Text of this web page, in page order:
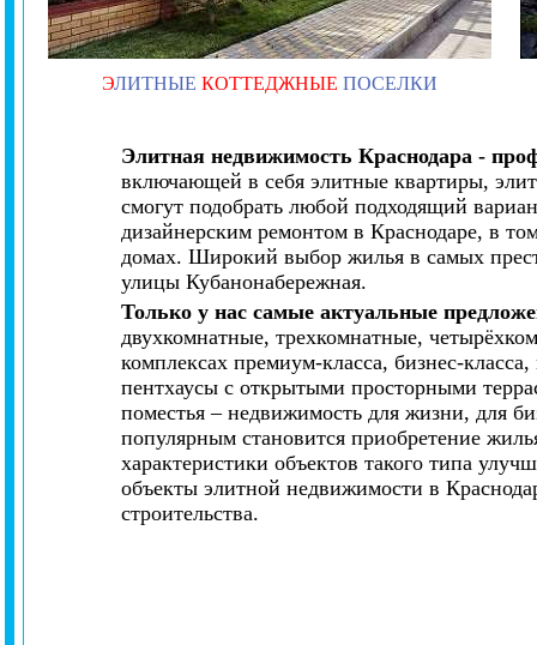
ЭЛИТНЫЕ КОТТЕДЖНЫЕ ПОСЕЛКИ
Элитная недвижимость Краснодара -
включающей в себя элитные квартиры,
смогут подобрать любой подходящий
дизайнерским ремонтом в Краснодаре, в
домах. Широкий выбор жилья в самых
улицы Кубанонабережная.
Только у нас самые актуальные
двухкомнатные, трехкомнатные,
комплексах премиум-класса, бизнес-
пентхаусы с открытыми просторными
поместья – недвижимость для жизни, для
популярным становится приобретение
характеристики объектов такого типа
объекты элитной недвижимости в
строительства.